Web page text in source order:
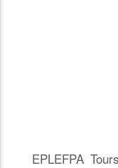
EPLEFPA